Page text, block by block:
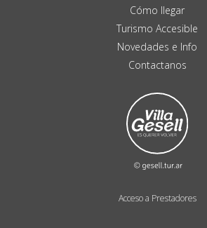
Acceso a Prestadores
Cómo llegar
Turismo Accesible
Novedades e Info
Contactanos